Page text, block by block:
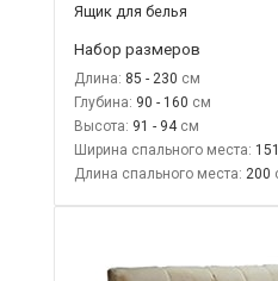
Ящик для белья
Набор размеров
Длина: 85 - 230
Глубина: 90 - 160
Высота: 91 - 94
Ширина спального места: 151
Длина спального места: 200